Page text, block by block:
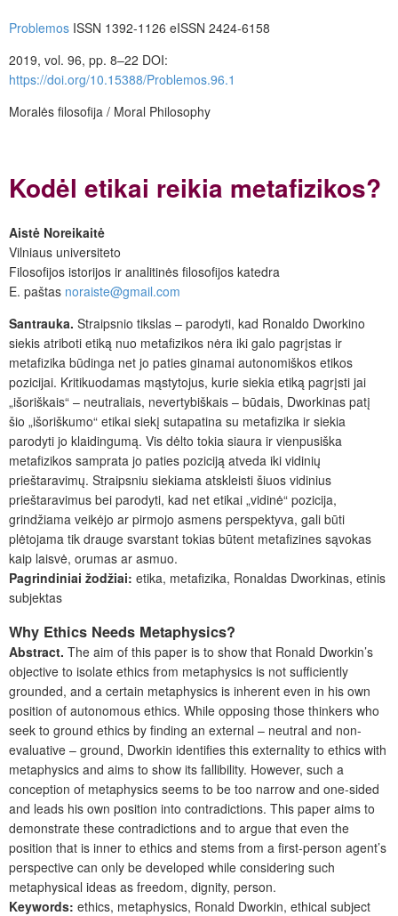
Problemos ISSN 1392-1126 eISSN 2424-6158
2019, vol. 96, pp. 8–22 DOI:
https://doi.org/10.15388/Problemos.96.1
Moralės filosofija / Moral Philosophy
Kodėl etikai reikia metafizikos?
Aistė Noreikaitė
Vilniaus universiteto
Filosofijos istorijos ir analitinės filosofijos katedra
E. paštas noraiste@gmail.com
Santrauka. Straipsnio tikslas – parodyti, kad Ronaldo Dworkino
siekis atriboti etiką nuo metafizikos nėra iki galo pagrįstas ir
metafizika būdinga net jo paties ginamai autonomiškos etikos
pozicijai. Kritikuodamas mąstytojus, kurie siekia etiką pagrįsti jai
„išoriškais“ – neutraliais, nevertybiškais – būdais, Dworkinas patį
šio „išoriškumo“ etikai siekį sutapatina su metafizika ir siekia
parodyti jo klaidingumą. Vis dėlto tokia siaura ir vienpusiška
metafizikos samprata jo paties poziciją atveda iki vidinių
prieštaravimų. Straipsniu siekiama atskleisti šiuos vidinius
prieštaravimus bei parodyti, kad net etikai „vidinė“ pozicija,
grindžiama veikėjo ar pirmojo asmens perspektyva, gali būti
plėtojama tik drauge svarstant tokias būtent metafizines sąvokas
kaip laisvė, orumas ar asmuo.
Pagrindiniai žodžiai: etika, metafizika, Ronaldas Dworkinas, etinis
subjektas
Why Ethics Needs Metaphysics?
Abstract. The aim of this paper is to show that Ronald Dworkin’s
objective to isolate ethics from metaphysics is not sufficiently
grounded, and a certain metaphysics is inherent even in his own
position of autonomous ethics. While opposing those thinkers who
seek to ground ethics by finding an external – neutral and non-
evaluative – ground, Dworkin identifies this externality to ethics with
metaphysics and aims to show its fallibility. However, such a
conception of metaphysics seems to be too narrow and one-sided
and leads his own position into contradictions. This paper aims to
demonstrate these contradictions and to argue that even the
position that is inner to ethics and stems from a first-person agent’s
perspective can only be developed while considering such
metaphysical ideas as freedom, dignity, person.
Keywords: ethics, metaphysics, Ronald Dworkin, ethical subject